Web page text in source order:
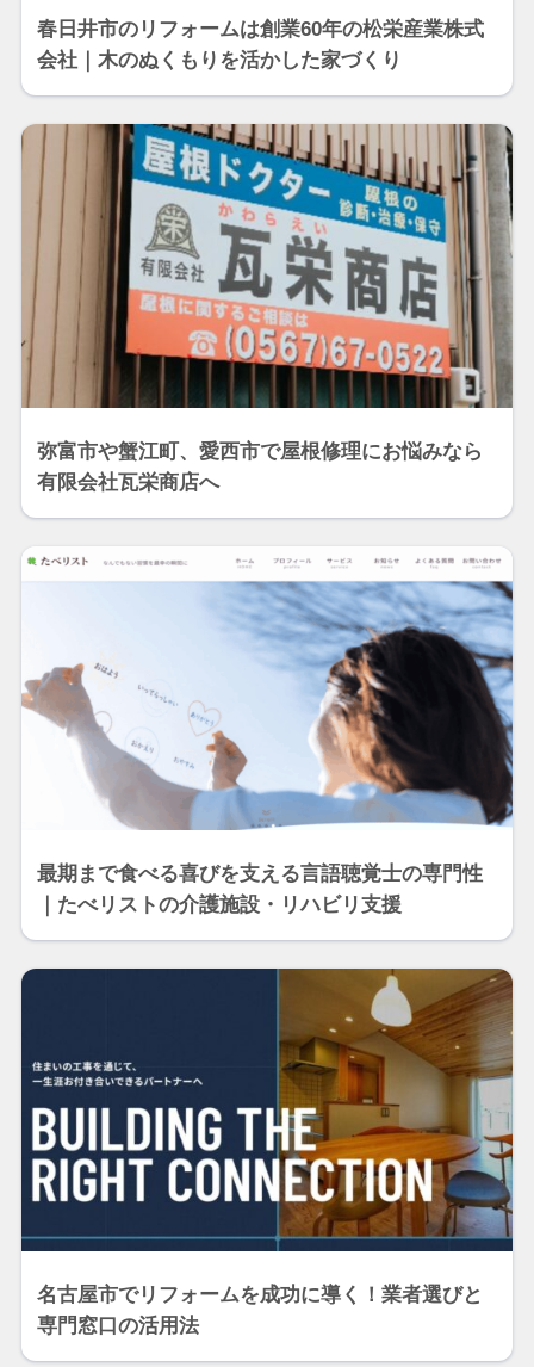
春日井市のリフォームは創業60年の松栄産業株式
会社｜木のぬくもりを活かした家づくり
弥富市や蟹江町、愛西市で屋根修理にお悩みなら
有限会社瓦栄商店へ
最期まで食べる喜びを支える言語聴覚士の専門性
｜たべリストの介護施設・リハビリ支援
名古屋市でリフォームを成功に導く！業者選びと
専門窓口の活用法